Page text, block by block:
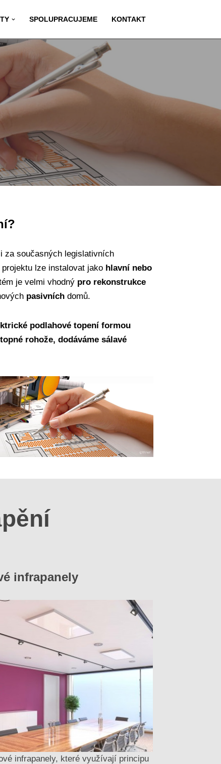
SPOLUPRACUJEME KONTAKT
za současných legislativních
lze instalovat jako hlavní nebo
je velmi vhodný pro rekonstrukce
pasivních domů.
podlahové topení formou
rohože, dodáváme sálavé
infrapanely
infrapanely, které využívají principu